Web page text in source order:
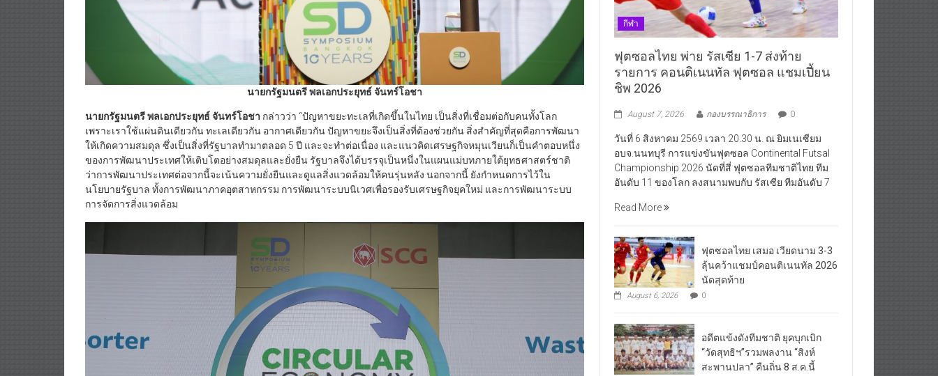
นายกรัฐมนตรี พลเอกประยุทธ์ จันทร์โอชา
นายกรัฐมนตรี พลเอกประยุทธ์ จันทร์โอชา กล่าวว่า “ปัญหาขยะทะเลที่เกิดขึ้นในไทย เป็นสิ่งที่เชื่อมต่อกับคนทั้งโลก
เพราะเราใช้แผ่นดินเดียวกัน ทะเลเดียวกัน อากาศเดียวกัน ปัญหาขยะจึงเป็นสิ่งที่ต้องช่วยกัน สิ่งสำคัญที่สุดคือการพัฒนา
ให้เกิดความสมดุล ซึ่งเป็นสิ่งที่รัฐบาลทำมาตลอด 5 ปี และจะทำต่อเนื่อง และแนวคิดเศรษฐกิจหมุนเวียนก็เป็นคำตอบหนึ่ง
ของการพัฒนาประเทศให้เติบโตอย่างสมดุลและยั่งยืน รัฐบาลจึงได้บรรจุเป็นหนึ่งในแผนแม่บทภายใต้ยุทธศาสตร์ชาติ
ว่าการพัฒนาประเทศต่อจากนี้จะเน้นความยั่งยืนและดูแลสิ่งแวดล้อมให้คนรุ่นหลัง นอกจากนี้ ยังกำหนดการไว้ใน
นโยบายรัฐบาล ทั้งการพัฒนาภาคอุตสาหกรรม การพัฒนาระบบนิเวศเพื่อรองรับเศรษฐกิจยุคใหม่ และการพัฒนาระบบ
การจัดการสิ่งแวดล้อม
กีฬา
ฟุตซอลไทย พ่าย รัสเซีย 1-7 ส่งท้าย
รายการ คอนติเนนทัล ฟุตซอล แชมเปี้ยน
ชิพ 2026
August 7, 2026 กองบรรณาธิการ 0
วันที่ 6 สิงหาคม 2569 เวลา 20.30 น. ณ ยิมเนเซียม
อบจ.นนทบุรี การแข่งขันฟุตซอล Continental Futsal
Championship 2026 นัดที่สี่ ฟุตซอลทีมชาติไทย ทีม
อันดับ 11 ของโลก ลงสนามพบกับ รัสเซีย ทีมอันดับ 7
Read More
ฟุตซอลไทย เสมอ เวียดนาม 3-3
ลุ้นคว้าแชมป์คอนติเนนทัล 2026
นัดสุดท้าย
August 6, 2026 0
อดีตแข้งดังทีมชาติ ยุคบุกเบิก
“วัดสุทธิฯ”รวมพลงาน “สิงห์
สะพานปลา” คืนถิ่น 8 ส.ค.นี้